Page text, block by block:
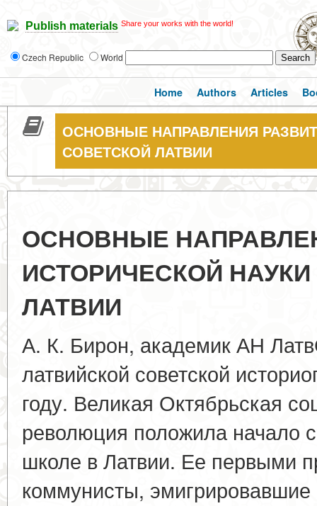
Publish materials Share your works with the world!
Czech Republic World
Home Authors Articles
ОСНОВНЫЕ НАПРАВЛЕНИЯ
СОВЕТСКОЙ ЛАТВИИ
ОСНОВНЫЕ
ИСТОРИЧЕСКОЙ
ЛАТВИИ
А. К. Бирон, академик АН
латвийской советской
году. Великая Октябрьская
революция положила начало
школе в Латвии. Ее первыми
коммунисты,